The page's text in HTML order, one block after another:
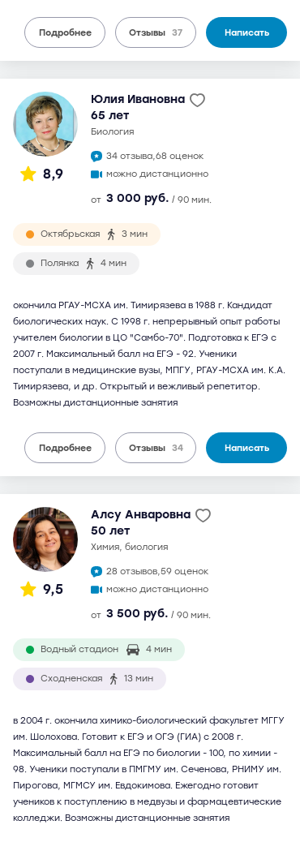
Подробнее Отзывы 37 Написать
8,9
Юлия Ивановна
65 лет
биология
34 отзыва,68 оценок
можно дистанционно
от 3 000 руб. / 90 мин.
Октябрьская 3 мин
Полянка 4 мин
окончила РГАУ-МСХА им. Тимирязева в 1988 г. Кандидат
биологических наук. С 1998 г. непрерывный опыт работы
учителем биологии в ЦО "Самбо-70". Подготовка к ЕГЭ с
2007 г. Максимальный балл на ЕГЭ - 92. Ученики
поступали в медицинские вузы, МПГУ, РГАУ-МСХА им. К.А.
Тимирязева, и др. Открытый и вежливый репетитор.
Возможны дистанционные занятия
Подробнее Отзывы 34 Написать
9,5
Алсу Анваровна
50 лет
химия, биология
28 отзывов,59 оценок
можно дистанционно
от 3 500 руб. / 90 мин.
Водный стадион 4 мин
Сходненская 13 мин
в 2004 г. окончила химико-биологический факультет МГГУ
им. Шолохова. Готовит к ЕГЭ и ОГЭ (ГИА) с 2008 г.
Максимальный балл на ЕГЭ по биологии - 100, по химии -
98. Ученики поступали в ПМГМУ им. Сеченова, РНИМУ им.
Пирогова, МГМСУ им. Евдокимова. Ежегодно готовит
учеников к поступлению в медвузы и фармацевтические
колледжи. Возможны дистанционные занятия